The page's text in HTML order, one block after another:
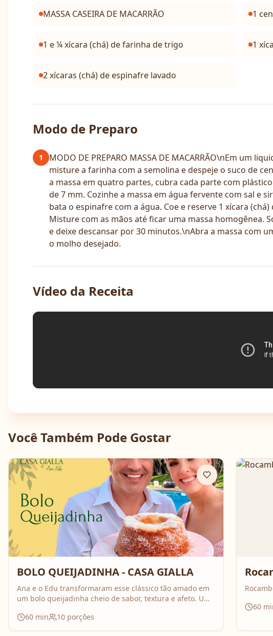
MASSA CASEIRA DE MACARRÃO 1
1 e ¼ xícara (chá) de farinha de trigo 1
2 xícaras (chá) de espinafre lavado
Modo de Preparo
1
MODO DE PREPARO MASSA DE MACARRÃO\nEm um
misture a farinha com a semolina e despeje o suco de
a massa em quatro partes, cubra cada parte com
de 7 mm. Cozinhe a massa em água fervente com sal e
bata o espinafre com a água. Coe e reserve 1 xícara
Misture com as mãos até ficar uma massa homogênea.
e deixe descansar por 30 minutos.\nAbra a massa com
o molho desejado.
Vídeo da Receita
Você Também Pode Gostar
BOLO QUEIJADINHA - CASA GIALLA
Ana e o Edu transformaram esse clássico tão amado em
um bolo queijadinha cheio de sabor, textura e afeto. Uma
surpreende no resultado e perfuma a casa inteira
enquanto assa. Aperte o play, acompanhe o passo a
60 min 10 porções
60